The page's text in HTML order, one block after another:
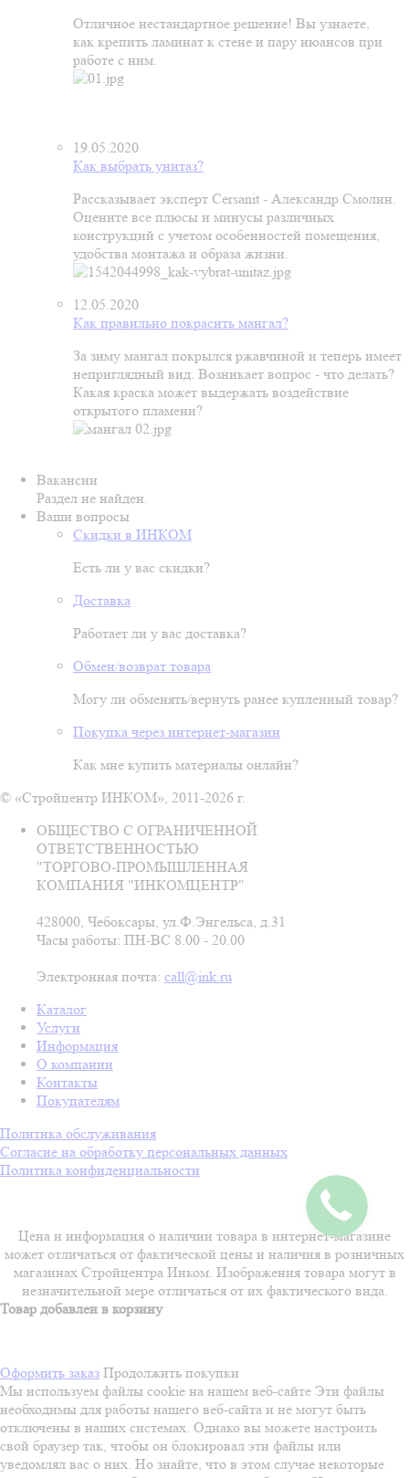
Отличное нестандартное решение! Вы узнаете,
как крепить ламинат к стене и пару нюансов при
работе с ним.
19.05.2020
Как выбрать унитаз?
Рассказывает эксперт Cersanit - Александр Смолин.
Оцените все плюсы и минусы различных
конструкций с учетом особенностей помещения,
удобства монтажа и образа жизни.
12.05.2020
Как правильно покрасить мангал?
За зиму мангал покрылся ржавчиной и теперь имеет
неприглядный вид. Возникает вопрос - что делать?
Какая краска может выдержать воздействие
открытого пламени?
Вакансии
Раздел не найден.
Ваши вопросы
Скидки в ИНКОМ
Есть ли у вас скидки?
Доставка
Работает ли у вас доставка?
Обмен/возврат товара
Могу ли обменять/вернуть ранее купленный товар?
Покупка через интернет-магазин
Как мне купить материалы онлайн?
© «Стройцентр ИНКОМ», 2011-2026 г.
ОБЩЕСТВО С ОГРАНИЧЕННОЙ
ОТВЕТСТВЕННОСТЬЮ
"ТОРГОВО-ПРОМЫШЛЕННАЯ
КОМПАНИЯ "ИНКОМЦЕНТР"
428000, Чебоксары, ул.Ф.Энгельса, д.31
Часы работы: ПН-ВС 8.00 - 20.00
Электронная почта: call@ink.ru
Каталог
Услуги
Информация
О компании
Контакты
Покупателям
Политика обслуживания
Согласие на обработку персональных данных
Политика конфиденциальности
Цена и информация о наличии товара в интернет-магазине
может отличаться от фактической цены и наличия в розничных
магазинах Стройцентра Инком. Изображения товара могут в
незначительной мере отличаться от их фактического вида.
Товар добавлен в корзину
Оформить заказ Продолжить покупки
Мы используем файлы cookie на нашем веб-сайте Эти файлы
необходимы для работы нашего веб-сайта и не могут быть
отключены в наших системах. Однако вы можете настроить
свой браузер так, чтобы он блокировал эти файлы или
уведомлял вас о них. Но знайте, что в этом случае некоторые